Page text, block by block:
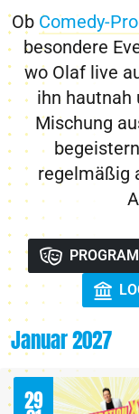
Ob Comedy-
besondere
wo Olaf live
ihn hautnah
Mischung
regelmäßig
Januar 2027
29